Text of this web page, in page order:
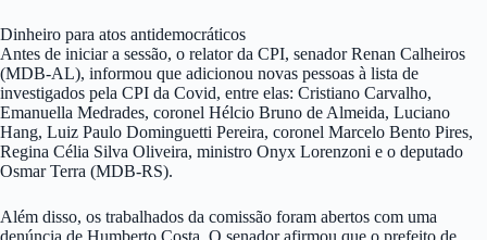
Dinheiro para atos antidemocráticos
Antes de iniciar a sessão, o relator da CPI, senador Renan Calheiros
(MDB-AL), informou que adicionou novas pessoas à lista de
investigados pela CPI da Covid, entre elas: Cristiano Carvalho,
Emanuella Medrades, coronel Hélcio Bruno de Almeida, Luciano
Hang, Luiz Paulo Dominguetti Pereira, coronel Marcelo Bento Pires,
Regina Célia Silva Oliveira, ministro Onyx Lorenzoni e o deputado
Osmar Terra (MDB-RS).
Além disso, os trabalhados da comissão foram abertos com uma